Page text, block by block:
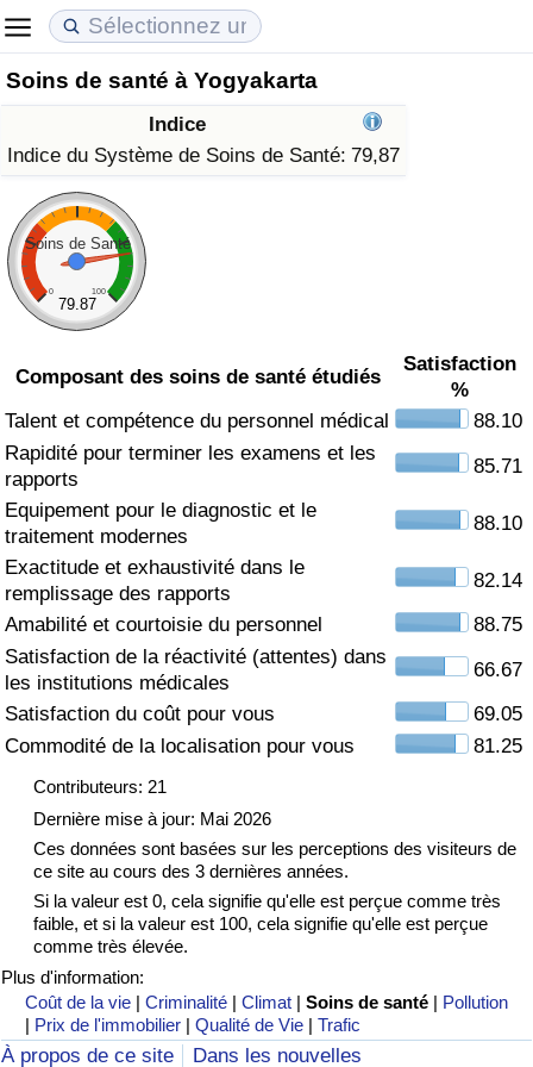
Soins de santé à Yogyakarta
Indice
Indice du Système de Soins de Santé: 79,87
Soins de Santé
0 100
79.87
Composant des soins de santé étudiés
Satisfaction
%
Talent et compétence du personnel médical
88.10
Rapidité pour terminer les examens et les
rapports
85.71
Equipement pour le diagnostic et le
traitement modernes
88.10
Exactitude et exhaustivité dans le
remplissage des rapports
82.14
Amabilité et courtoisie du personnel
88.75
Satisfaction de la réactivité (attentes) dans
les institutions médicales
66.67
Satisfaction du coût pour vous
69.05
Commodité de la localisation pour vous
81.25
Contributeurs: 21
Dernière mise à jour: Mai 2026
Ces données sont basées sur les perceptions des visiteurs de
ce site au cours des 3 dernières années.
Si la valeur est 0, cela signifie qu'elle est perçue comme très
faible, et si la valeur est 100, cela signifie qu'elle est perçue
comme très élevée.
Plus d'information:
Coût de la vie |Criminalité |Climat |Soins de santé | Pollution
| Prix de l'immobilier |Qualité de Vie |Trafic
À propos de ce site Dans les nouvelles
Coût de la vie
Indice du Coût de la Vie (Actuel)
Indice du Coût de la Vie
Indice du coût de la vie par pays
à Akaba
Prix de l'immobilier
Indice des Prix de l'immobilier (Actuel)
Indice des Prix de l'immobilier
Indice des Prix de l'immobilier par Pays
Qualité de Vie
Indice de Qualité de Vie
Indice de Qualité de Vie (Actuel)
Indice de qualité de vie par pays
Criminalité
Indice de Criminalité (Actuel)
Indice de Criminalité
Indice de criminalité par pays
Soins de santé
Indice des soins de santé (Actuel)
Indice des soins de santé
Indice des soins de santé par Pays
Pollution
Indice de Pollution (Actuel)
Indice de pollution
Indice de Pollution par Pays
Trafic